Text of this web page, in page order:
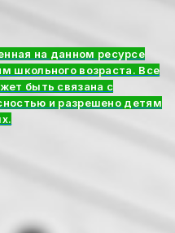
на данном ресурсе
школьного возраста. Все
быть связана с
и разрешено детям